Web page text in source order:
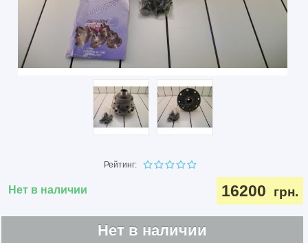
Рейтинг:
Нет в наличии 16200 грн.
Нет в наличии